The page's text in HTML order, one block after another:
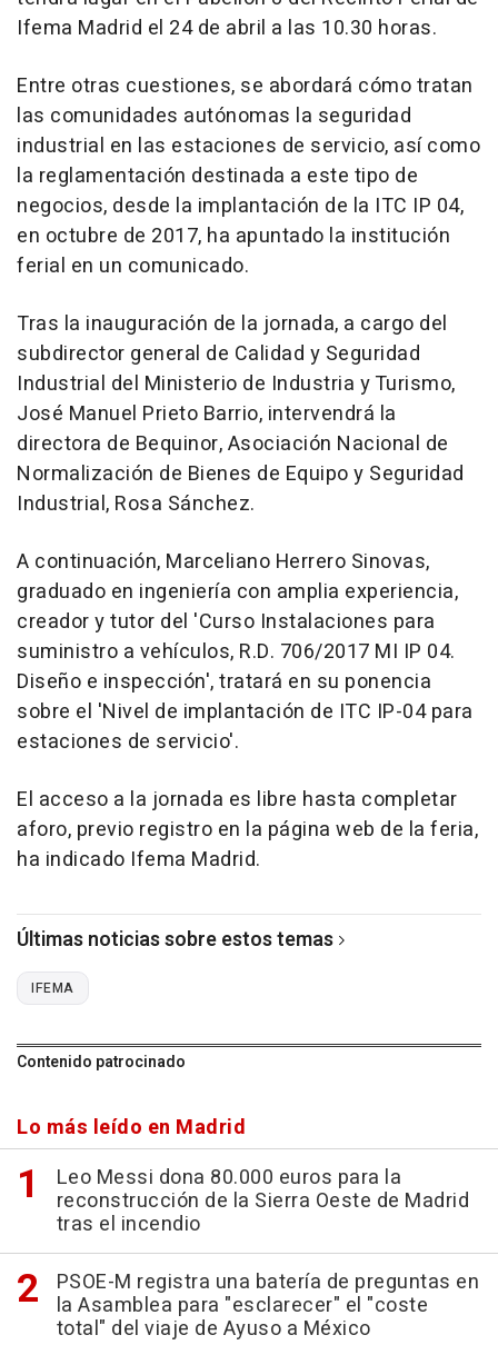
Ifema Madrid el 24 de abril a las 10.30 horas.
Entre otras cuestiones, se abordará cómo tratan
las comunidades autónomas la seguridad
industrial en las estaciones de servicio, así como
la reglamentación destinada a este tipo de
negocios, desde la implantación de la ITC IP 04,
en octubre de 2017, ha apuntado la institución
ferial en un comunicado.
Tras la inauguración de la jornada, a cargo del
subdirector general de Calidad y Seguridad
Industrial del Ministerio de Industria y Turismo,
José Manuel Prieto Barrio, intervendrá la
directora de Bequinor, Asociación Nacional de
Normalización de Bienes de Equipo y Seguridad
Industrial, Rosa Sánchez.
A continuación, Marceliano Herrero Sinovas,
graduado en ingeniería con amplia experiencia,
creador y tutor del 'Curso Instalaciones para
suministro a vehículos, R.D. 706/2017 MI IP 04.
Diseño e inspección', tratará en su ponencia
sobre el 'Nivel de implantación de ITC IP-04 para
estaciones de servicio'.
El acceso a la jornada es libre hasta completar
aforo, previo registro en la página web de la feria,
ha indicado Ifema Madrid.
Últimas noticias sobre estos temas
IFEMA
Contenido patrocinado
Lo más leído en Madrid
Leo Messi dona 80.000 euros para la
reconstrucción de la Sierra Oeste de Madrid
tras el incendio
PSOE-M registra una batería de preguntas en
la Asamblea para "esclarecer" el "coste
total" del viaje de Ayuso a México